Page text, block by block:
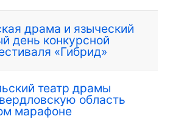
драма и языческий
день конкурсной
«Гибрид»
театр драмы
область
марафоне